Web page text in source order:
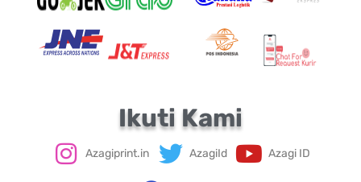
Ikuti Kami
Azagiprint.in AzagiId Azagi ID